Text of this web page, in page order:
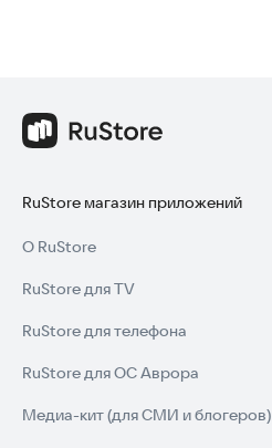
RuStore магазин приложений
О RuStore
RuStore для TV
RuStore для телефона
RuStore для ОС Аврора
Медиа-кит (для СМИ и блогеров)